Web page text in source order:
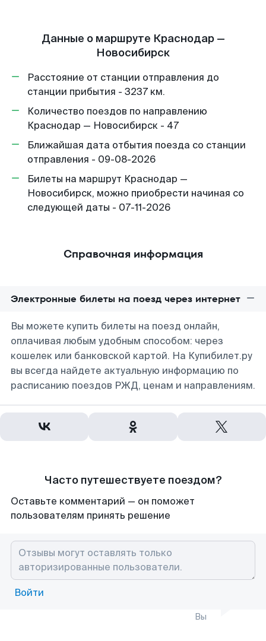
Данные о маршруте Краснодар —
Новосибирск
Расстояние от станции отправления до
станции прибытия - 3237 км.
Количество поездов по направлению
Краснодар — Новосибирск - 47
Ближайшая дата отбытия поезда со станции
отправления - 09-08-2026
Билеты на маршрут Краснодар —
Новосибирск, можно приобрести начиная со
следующей даты - 07-11-2026
Справочная информация
Электронные билеты на поезд через интернет
Вы можете купить билеты на поезд онлайн,
оплачивая любым удобным способом: через
кошелек или банковской картой. На Купибилет.ру
вы всегда найдете актуальную информацию по
расписанию поездов РЖД, ценам и направлениям.
Часто путешествуете поездом?
Оставьте комментарий — он поможет
пользователям принять решение
Войти
Вы